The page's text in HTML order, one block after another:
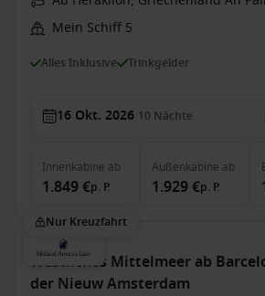
Mein Schiff 5
Alles Inklusive Trinkgelder
16 Okt. 2026 10 Nächte
Innenkabine ab
1.849 €p. P.
Außenkabine ab
1.929 €p. P.
Nur Kreuzfahrt
Westliches Mittelmeer ab
der Nieuw Amsterdam